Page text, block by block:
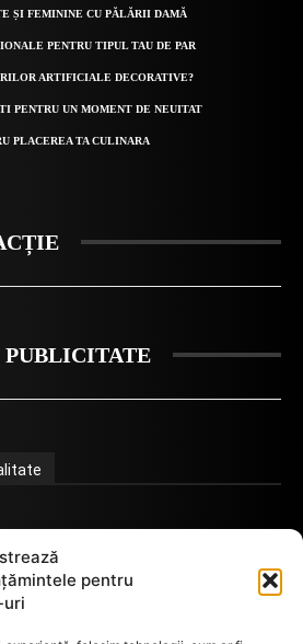
pentru
uri
ȘI FEMININE CU PĂLĂRII DAMĂ
PENTRU TIPUL TAU DE PAR
ARTIFICIALE DECORATIVE?
PENTRU UN MOMENT DE NEUITAT
PLACEREA TA CULINARA